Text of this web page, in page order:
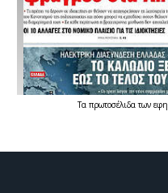
Τα πρωτοσέλιδατων